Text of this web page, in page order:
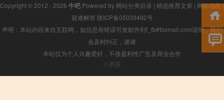
Copyright © 2012 - 2026 牛吧 Powered by 网站分类目录 | 精选推荐文章 | 网站地图|
疑难解答 陕ICP备05039492号
声明：本站内容来自互联网，如信息有错误可发邮件到f_fb#foxmail.com说明，我们
会及时纠正，谢谢
本站仅为个人兴趣爱好，不接盈利性广告及商业合作
小男孩